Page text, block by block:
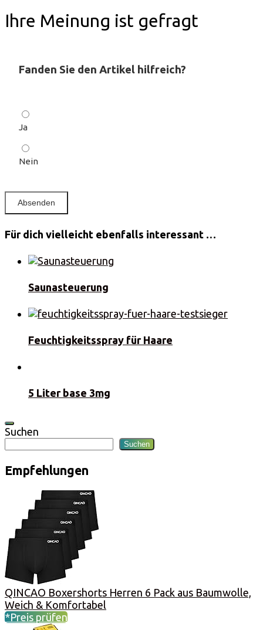
Ihre Meinung ist gefragt
Fanden Sie den Artikel hilfreich?
Ja
Nein
Für dich vielleicht ebenfalls interessant …
Saunasteuerung
Feuchtigkeitsspray für Haare
5 Liter base 3mg
Suchen
Suchen
Empfehlungen
QINCAO Boxershorts Herren 6 Pack aus Baumwolle,
Weich & Komfortabel
*Preis prüfen